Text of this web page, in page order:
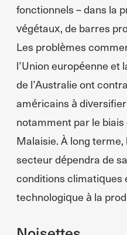
fonctionnels – dans la
végétaux, de barres
Les problèmes
l’Union européenne
de l’Australie ont
américains à
notamment par le
Malaisie. À long
secteur dépendra de
conditions climatiques
technologique à la